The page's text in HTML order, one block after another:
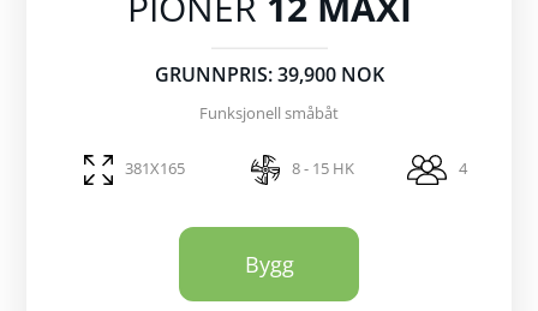
GRUNNPRIS: 39,900 NOK
Funksjonell småbåt
381X165 8 - 15 HK 4
Bygg